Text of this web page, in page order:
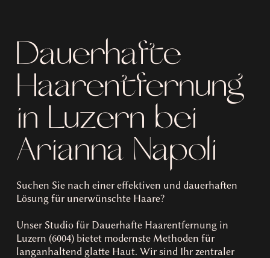
Dauerhafte
Haarentfernung
in Luzern bei
Arianna Napoli
Suchen Sie nach einer effektiven und dauerhaften
Lösung für unerwünschte Haare?
Unser Studio für Dauerhafte Haarentfernung in
Luzern (6004) bietet modernste Methoden für
langanhaltend glatte Haut. Wir sind Ihr zentraler